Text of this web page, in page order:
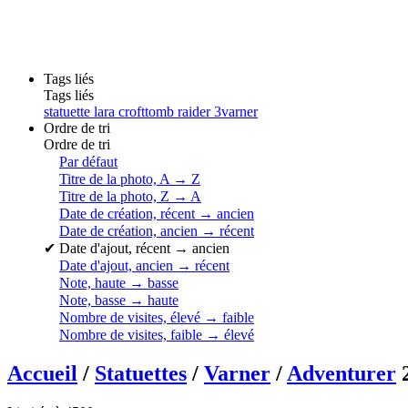
Tags liés
Tags liés
statuette lara crofttomb raider 3varner
Ordre de tri
Ordre de tri
Par défaut
Titre de la photo, A → Z
Titre de la photo, Z → A
Date de création, récent → ancien
Date de création, ancien → récent
✔ Date d'ajout, récent → ancien
Date d'ajout, ancien → récent
Note, haute → basse
Note, basse → haute
Nombre de visites, élevé → faible
Nombre de visites, faible → élevé
Accueil / Statuettes / Varner / Adventurer